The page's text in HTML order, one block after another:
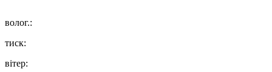
волог.:
тиск:
вітер: